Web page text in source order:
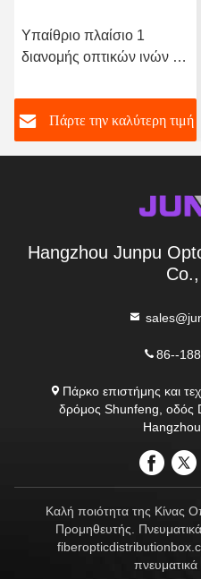
Θραύστης PLC κιβωτίων
1X16 διανομής δικτύων
ABS FTTH 16 υπαίθριος
Πάρτε την καλύτερη τιμή
Hangzhou Junpu
86--
Πάρκο επιστήμης και
δρόμος Shunfeng, οδός
Καλή ποιότητα της Κίνας
Προμηθευτής.
πνευματικά